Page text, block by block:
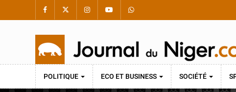
POLITIQUE ECO ET BUSINESS SOCIÉTÉ